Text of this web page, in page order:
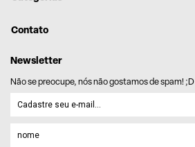
Contato
Newsletter
Não se preocupe, nós não gostamos de spam! ;D